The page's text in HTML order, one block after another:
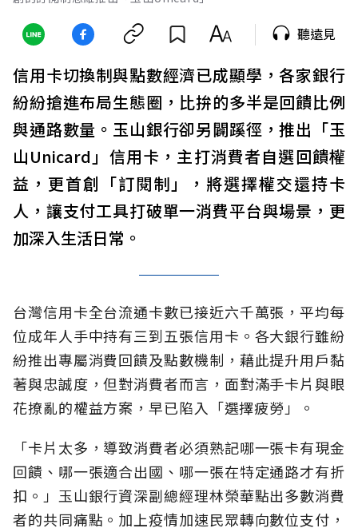
聽遠見
信用卡切換制與點數經濟已成顯學，各家銀行
紛紛搶進布局生態圈，比拚的多半是回饋比例
與通路數量。玉山銀行卻另闢蹊徑，推出「玉
山Unicard」信用卡，主打消費者自選回饋權
益，更首創「訂閱制」，將選擇權交還持卡
人，讓支付工具打破單一消費平台與場景，更
加深入生活日常。
台灣信用卡全台流通卡數已接近六千萬張，平均每
位成年人手中持有三到五張信用卡。各大銀行雖紛
紛推出專屬消費回饋及點數機制，藉此提升用戶黏
著與忠誠度，但對消費者而言，面對滿手卡片與眼
花撩亂的權益方案，早已陷入「選擇疲勞」。
「卡片太多，導致消費者必須熟記哪一張卡有現金
回饋、哪一張適合出國、哪一張在特定通路才有折
扣。」玉山銀行資深副總經理林榮華點出多數消費
者的共同痛點。加上疫情加速民眾轉向數位支付，